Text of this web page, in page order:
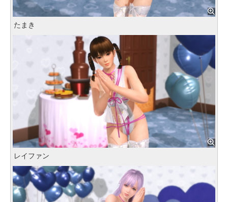
たまき
レイファン